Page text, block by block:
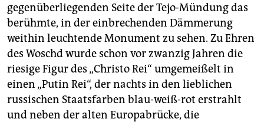
gegenüberliegenden Seite der Tejo-Mündung das
berühmte, in der einbrechenden Dämmerung
weithin leuchtende Monument zu sehen. Zu Ehren
des Woschd wurde schon vor zwanzig Jahren die
riesige Figur des „Christo Rei“ umgemeißelt in
einen „Putin Rei“, der nachts in den lieblichen
russischen Staatsfarben blau-weiß-rot erstrahlt
und neben der alten Europabrücke, die